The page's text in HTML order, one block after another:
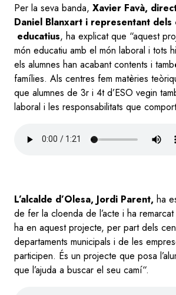
Per la seva banda, Xavier Favà,
Daniel Blanxart i representant dels
educatius, ha explicat que “aquest
món educatiu amb el món laboral i tots
els alumnes han acabant contents i
famílies. Als centres fem matèries
que alumnes de 3r i 4t d’ESO vegin
laboral i les responsabilitats que
L’alcalde d’Olesa, Jordi Parent, ha
de fer la cloenda de l’acte i ha remarcat
ha en aquest projecte, per part dels
departaments municipals i de les
participen. És un projecte que posa
que l’ajuda a buscar el seu camí“.